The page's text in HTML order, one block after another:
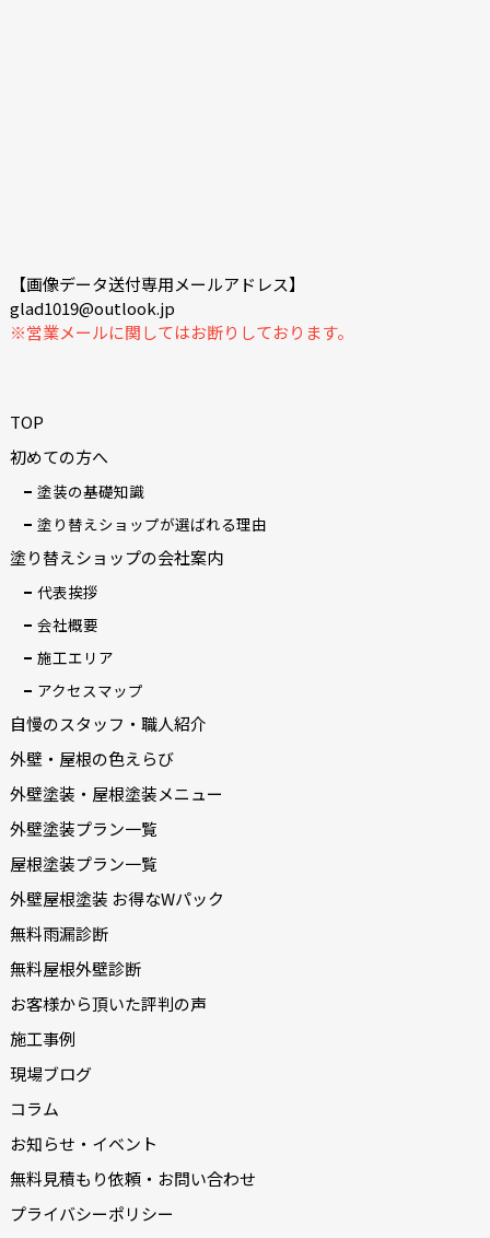
【画像データ送付専用メールアドレス】
glad1019@outlook.jp
※営業メールに関してはお断りしております。
TOP
初めての方へ
塗装の基礎知識
塗り替えショップが選ばれる理由
塗り替えショップの会社案内
代表挨拶
会社概要
施工エリア
アクセスマップ
自慢のスタッフ・職人紹介
外壁・屋根の色えらび
外壁塗装・屋根塗装メニュー
外壁塗装プラン一覧
屋根塗装プラン一覧
外壁屋根塗装 お得なWパック
無料雨漏診断
無料屋根外壁診断
お客様から頂いた評判の声
施工事例
現場ブログ
コラム
お知らせ・イベント
無料見積もり依頼・お問い合わせ
プライバシーポリシー